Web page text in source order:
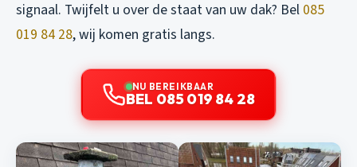
signaal. Twijfelt u over de staat van uw dak? Bel 085
019 84 28, wij komen gratis langs.
NU BEREIKBAAR
BEL 085 019 84 28